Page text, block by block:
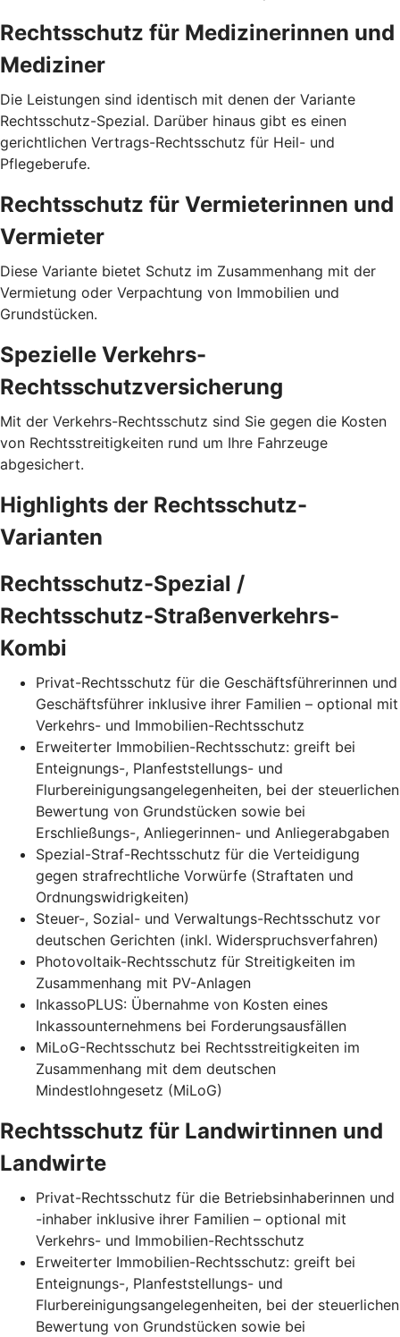
Rechtsschutz für Medizinerinnen und
Mediziner
Die Leistungen sind identisch mit denen der Variante
Rechtsschutz-Spezial. Darüber hinaus gibt es einen
gerichtlichen Vertrags-Rechtsschutz für Heil- und
Pflegeberufe.
Rechtsschutz für Vermieterinnen und
Vermieter
Diese Variante bietet Schutz im Zusammenhang mit der
Vermietung oder Verpachtung von Immobilien und
Grundstücken.
Spezielle Verkehrs-
Rechtsschutzversicherung
Mit der Verkehrs-Rechtsschutz sind Sie gegen die Kosten
von Rechtsstreitigkeiten rund um Ihre Fahrzeuge
abgesichert.
Highlights der Rechtsschutz-
Varianten
Rechtsschutz-Spezial /
Rechtsschutz-Straßenverkehrs-
Kombi
Privat-Rechtsschutz für die Geschäftsführerinnen und
Geschäftsführer inklusive ihrer Familien – optional mit
Verkehrs- und Immobilien-Rechtsschutz
Erweiterter Immobilien-Rechtsschutz: greift bei
Enteignungs-, Planfeststellungs- und
Flurbereinigungsangelegenheiten, bei der steuerlichen
Bewertung von Grundstücken sowie bei
Erschließungs-, Anliegerinnen- und Anliegerabgaben
Spezial-Straf-Rechtsschutz für die Verteidigung
gegen strafrechtliche Vorwürfe (Straftaten und
Ordnungswidrigkeiten)
Steuer-, Sozial- und Verwaltungs-Rechtsschutz vor
deutschen Gerichten (inkl. Widerspruchsverfahren)
Photovoltaik-Rechtsschutz für Streitigkeiten im
Zusammenhang mit PV-Anlagen
InkassoPLUS: Übernahme von Kosten eines
Inkassounternehmens bei Forderungsausfällen
MiLoG-Rechtsschutz bei Rechtsstreitigkeiten im
Zusammenhang mit dem deutschen
Mindestlohngesetz (MiLoG)
Rechtsschutz für Landwirtinnen und
Landwirte
Privat-Rechtsschutz für die Betriebsinhaberinnen und
-inhaber inklusive ihrer Familien – optional mit
Verkehrs- und Immobilien-Rechtsschutz
Erweiterter Immobilien-Rechtsschutz: greift bei
Enteignungs-, Planfeststellungs- und
Flurbereinigungsangelegenheiten, bei der steuerlichen
Bewertung von Grundstücken sowie bei